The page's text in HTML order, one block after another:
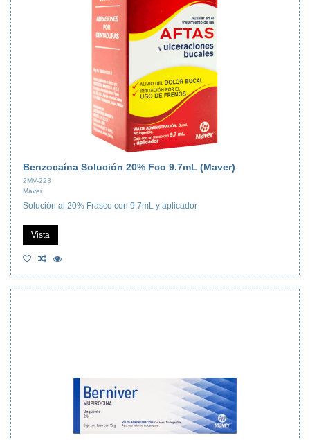
Benzocaína Solución 20% Fco 9.7mL (Maver)
2MV-223
Maver
Solución al 20% Frasco con 9.7mL y aplicador
Vista